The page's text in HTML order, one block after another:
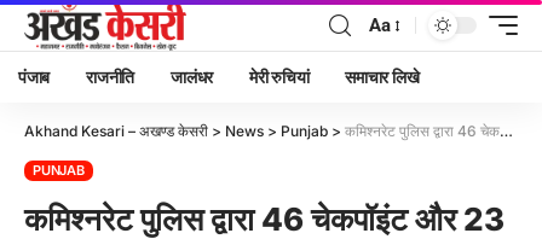
Aa
पंजाब राजनीति जालंधर मेरी रुचियां समाचार लिखे
Akhand Kesari – अखण्ड केसरी > News > Punjab > कमिश्नरेट पुलिस द्वारा 46 चेकपॉइंट और 23 पुलिस गश्ती दलों के साथ रात में की जा रही है शहर की रखवाली : पुलिस कमिश्नर धनप्रीत कौर
PUNJAB
कमिश्नरेट पुलिस द्वारा 46 चेकपॉइंट और 23